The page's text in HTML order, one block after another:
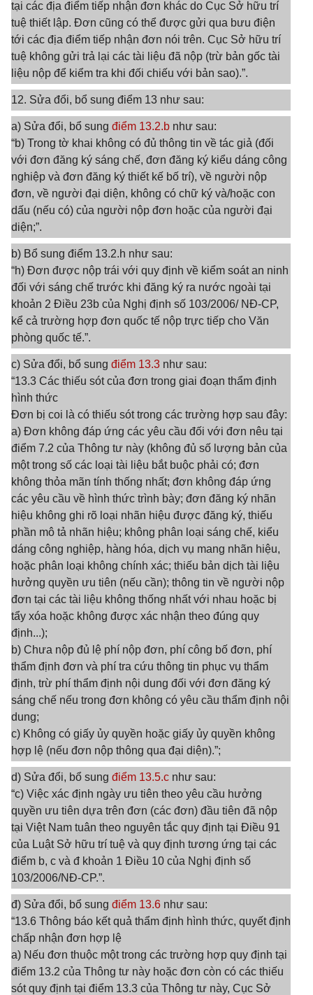
tại các địa điểm tiếp nhận đơn khác do Cục Sở hữu trí
tuệ thiết lập. Đơn cũng có thể được gửi qua bưu điện
tới các địa điểm tiếp nhận đơn nói trên. Cục Sở hữu trí
tuệ không gửi trả lại các tài liệu đã nộp (trừ bản gốc tài
liệu nộp để kiểm tra khi đối chiếu với bản sao).”.
12. Sửa đổi, bổ sung điểm 13 như sau:
a) Sửa đổi, bổ sung điểm 13.2.b như sau:
“b) Trong tờ khai không có đủ thông tin về tác giả (đối
với đơn đăng ký sáng chế, đơn đăng ký kiểu dáng công
nghiệp và đơn đăng ký thiết kế bố trí), về người nộp
đơn, về người đại diện, không có chữ ký và/hoặc con
dấu (nếu có) của người nộp đơn hoặc của người đại
diện;”.
b) Bổ sung điểm 13.2.h như sau:
“h) Đơn được nộp trái với quy định về kiểm soát an ninh
đối với sáng chế trước khi đăng ký ra nước ngoài tại
khoản 2 Điều 23b của Nghị định số 103/2006/ NĐ-CP,
kể cả trường hợp đơn quốc tế nộp trực tiếp cho Văn
phòng quốc tế.”.
c) Sửa đổi, bổ sung điểm 13.3 như sau:
“13.3 Các thiếu sót của đơn trong giai đoạn thẩm định
hình thức
Đơn bị coi là có thiếu sót trong các trường hợp sau đây:
a) Đơn không đáp ứng các yêu cầu đối với đơn nêu tại
điểm 7.2 của Thông tư này (không đủ số lượng bản của
một trong số các loại tài liệu bắt buộc phải có; đơn
không thỏa mãn tính thống nhất; đơn không đáp ứng
các yêu cầu về hình thức trình bày; đơn đăng ký nhãn
hiệu không ghi rõ loại nhãn hiệu được đăng ký, thiếu
phần mô tả nhãn hiệu; không phân loại sáng chế, kiểu
dáng công nghiệp, hàng hóa, dịch vụ mang nhãn hiệu,
hoặc phân loại không chính xác; thiếu bản dịch tài liệu
hưởng quyền ưu tiên (nếu cần); thông tin về người nộp
đơn tại các tài liệu không thống nhất với nhau hoặc bị
tẩy xóa hoặc không được xác nhận theo đúng quy
định...);
b) Chưa nộp đủ lệ phí nộp đơn, phí công bố đơn, phí
thẩm định đơn và phí tra cứu thông tin phục vụ thẩm
định, trừ phí thẩm định nội dung đối với đơn đăng ký
sáng chế nếu trong đơn không có yêu cầu thẩm định nội
dung;
c) Không có giấy ủy quyền hoặc giấy ủy quyền không
hợp lệ (nếu đơn nộp thông qua đại diện).”;
d) Sửa đổi, bổ sung điểm 13.5.c như sau:
“c) Việc xác định ngày ưu tiên theo yêu cầu hưởng
quyền ưu tiên dựa trên đơn (các đơn) đầu tiên đã nộp
tại Việt Nam tuân theo nguyên tắc quy định tại Điều 91
của Luật Sở hữu trí tuệ và quy định tương ứng tại các
điểm b, c và đ khoản 1 Điều 10 của Nghị định số
103/2006/NĐ-CP.”.
đ) Sửa đổi, bổ sung điểm 13.6 như sau:
“13.6 Thông báo kết quả thẩm định hình thức, quyết định
chấp nhận đơn hợp lệ
a) Nếu đơn thuộc một trong các trường hợp quy định tại
điểm 13.2 của Thông tư này hoặc đơn còn có các thiếu
sót quy định tại điểm 13.3 của Thông tư này, Cục Sở